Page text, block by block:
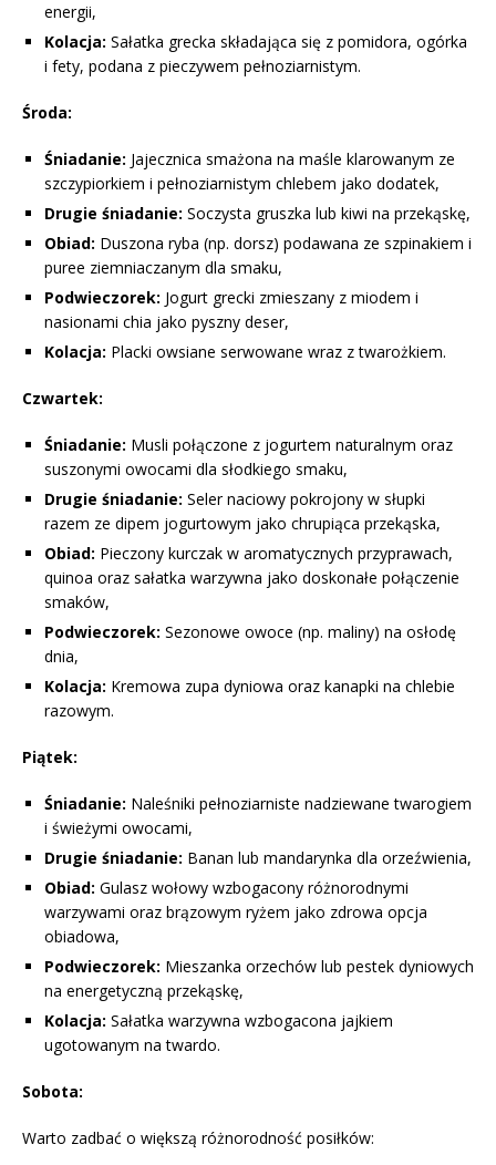
energii,
Kolacja: Sałatka grecka składająca się z pomidora, ogórka
i fety, podana z pieczywem pełnoziarnistym.
Środa:
Śniadanie: Jajecznica smażona na maśle klarowanym ze
szczypiorkiem i pełnoziarnistym chlebem jako dodatek,
Drugie śniadanie: Soczysta gruszka lub kiwi na przekąskę,
Obiad: Duszona ryba (np. dorsz) podawana ze szpinakiem i
puree ziemniaczanym dla smaku,
Podwieczorek: Jogurt grecki zmieszany z miodem i
nasionami chia jako pyszny deser,
Kolacja: Placki owsiane serwowane wraz z twarożkiem.
Czwartek:
Śniadanie: Musli połączone z jogurtem naturalnym oraz
suszonymi owocami dla słodkiego smaku,
Drugie śniadanie: Seler naciowy pokrojony w słupki
razem ze dipem jogurtowym jako chrupiąca przekąska,
Obiad: Pieczony kurczak w aromatycznych przyprawach,
quinoa oraz sałatka warzywna jako doskonałe połączenie
smaków,
Podwieczorek: Sezonowe owoce (np. maliny) na osłodę
dnia,
Kolacja: Kremowa zupa dyniowa oraz kanapki na chlebie
razowym.
Piątek:
Śniadanie: Naleśniki pełnoziarniste nadziewane twarogiem
i świeżymi owocami,
Drugie śniadanie: Banan lub mandarynka dla orzeźwienia,
Obiad: Gulasz wołowy wzbogacony różnorodnymi
warzywami oraz brązowym ryżem jako zdrowa opcja
obiadowa,
Podwieczorek: Mieszanka orzechów lub pestek dyniowych
na energetyczną przekąskę,
Kolacja: Sałatka warzywna wzbogacona jajkiem
ugotowanym na twardo.
Sobota:
Warto zadbać o większą różnorodność posiłków: